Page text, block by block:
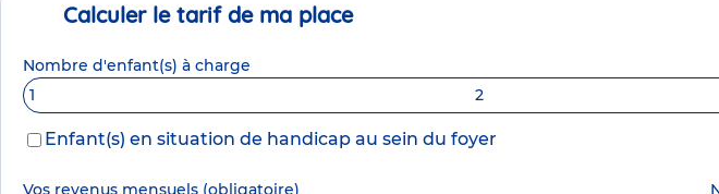
Calculer le tarif de ma place
Nombre d'enfant(s) à charge
1
2
Enfant(s) en situation de handicap au sein du foyer
Vos revenus mensuels (obligatoire)